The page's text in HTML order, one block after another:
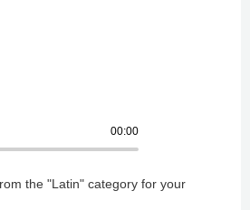
00:00
the "Latin" category for your